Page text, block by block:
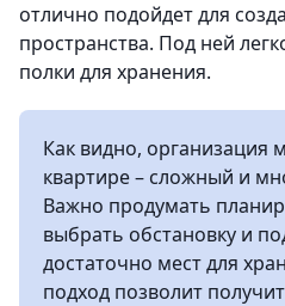
отлично подойдет для
пространства. Под ней
полки для хранения.
Как видно, организация
квартире – сложный и
Важно продумать
выбрать обстановку и
достаточно мест для
подход позволит